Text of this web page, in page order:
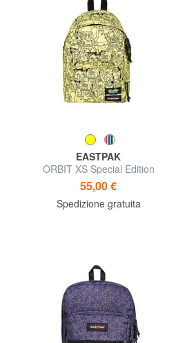
EASTPAK
ORBIT XS Special Edition
Zaino piccolo
55,00 €
Spedizione gratuita